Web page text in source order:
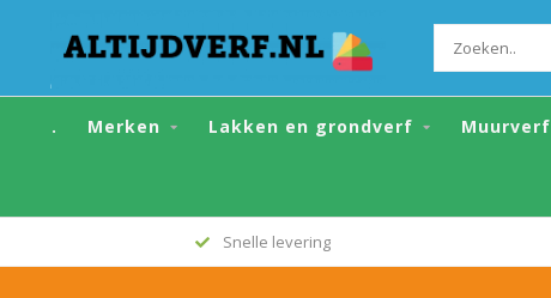
. Merken Lakken en grondverf Muurverf
Alle topmerken